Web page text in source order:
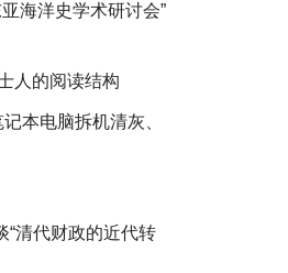
海洋史学术研讨会”
人的阅读结构
本电脑拆机清灰、
“清代财政的近代转